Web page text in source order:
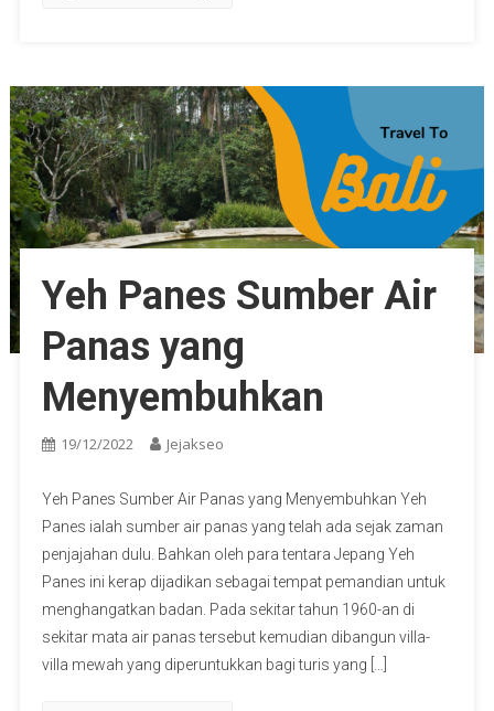
Yeh Panes Sumber Air
Panas yang
Menyembuhkan
19/12/2022 Jejakseo
Yeh Panes Sumber Air Panas yang Menyembuhkan Yeh
Panes ialah sumber air panas yang telah ada sejak zaman
penjajahan dulu. Bahkan oleh para tentara Jepang Yeh
Panes ini kerap dijadikan sebagai tempat pemandian untuk
menghangatkan badan. Pada sekitar tahun 1960-an di
sekitar mata air panas tersebut kemudian dibangun villa-
villa mewah yang diperuntukkan bagi turis yang […]